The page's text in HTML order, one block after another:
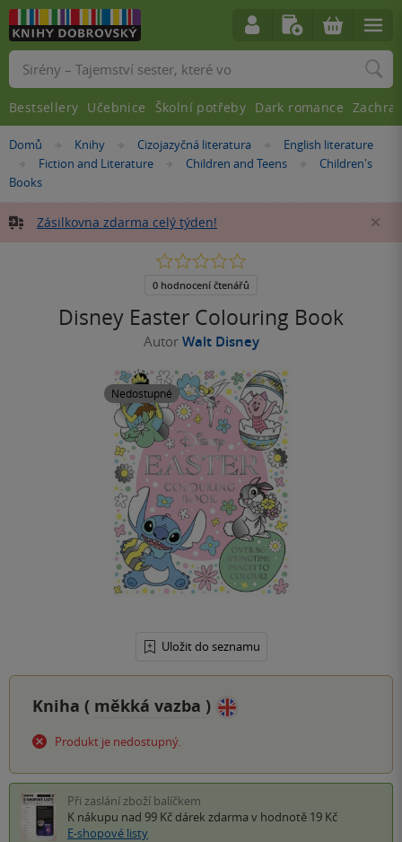
Nacházíte
zde:
Domů »Knihy »Cizojazyčná literatura »English literature
»Fiction and Literature »
Children and Teens »
Children's
Books
Zásilkovna zdarma celý týden!
Disney Easter Colouring Book
Autor Walt Disney
Nedostupné
Uložit do seznamu
0.0
5
0 hodnocení čtenářů
Kniha ( měkká vazba )
Produkt je nedostupný.
Při zaslání zboží balíčkem
K nákupu nad 99 Kč dárek zdarma v hodnotě 19 Kč
E-shopové listy
Vyhledávání
Bestsellery Učebnice Školní potřeby Dark romance